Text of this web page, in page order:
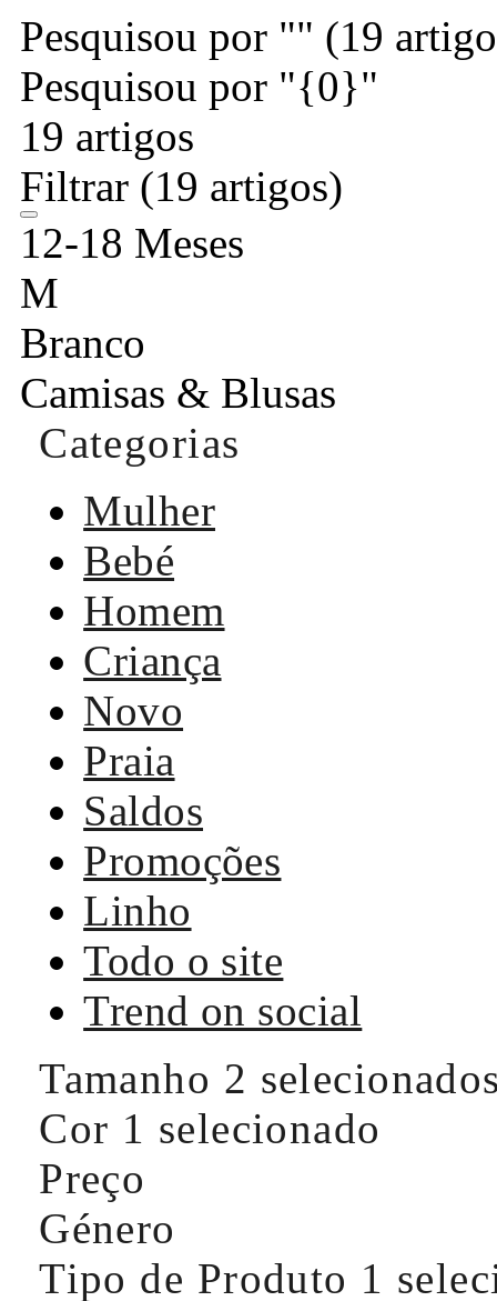
Pesquisou por "" (19
Pesquisou por "{0}"
19 artigos
Filtrar (19 artigos)
12-18 Meses
M
Branco
Camisas & Blusas
Categorias
Mulher
Bebé
Homem
Criança
Novo
Praia
Saldos
Promoções
Linho
Todo o site
Trend on social
Tamanho 2
Cor 1 selecionado
Preço
Género
Tipo de Produto 1